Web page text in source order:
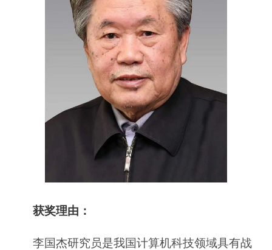
获奖理由：
李国杰研究员是我国计算机科技领域具有战